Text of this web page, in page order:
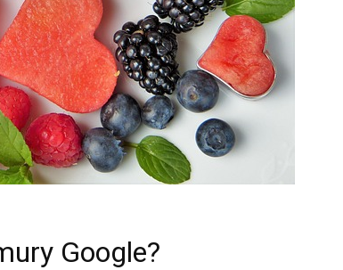
Google?